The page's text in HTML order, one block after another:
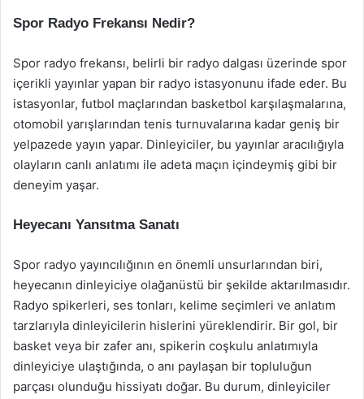
Spor Radyo Frekansı Nedir?
Spor radyo frekansı, belirli bir radyo dalgası üzerinde spor
içerikli yayınlar yapan bir radyo istasyonunu ifade eder. Bu
istasyonlar, futbol maçlarından basketbol karşılaşmalarına,
otomobil yarışlarından tenis turnuvalarına kadar geniş bir
yelpazede yayın yapar. Dinleyiciler, bu yayınlar aracılığıyla
olayların canlı anlatımı ile adeta maçın içindeymiş gibi bir
deneyim yaşar.
Heyecanı Yansıtma Sanatı
Spor radyo yayıncılığının en önemli unsurlarından biri,
heyecanın dinleyiciye olağanüstü bir şekilde aktarılmasıdır.
Radyo spikerleri, ses tonları, kelime seçimleri ve anlatım
tarzlarıyla dinleyicilerin hislerini yüreklendirir. Bir gol, bir
basket veya bir zafer anı, spikerin coşkulu anlatımıyla
dinleyiciye ulaştığında, o anı paylaşan bir topluluğun
parçası olunduğu hissiyatı doğar. Bu durum, dinleyiciler